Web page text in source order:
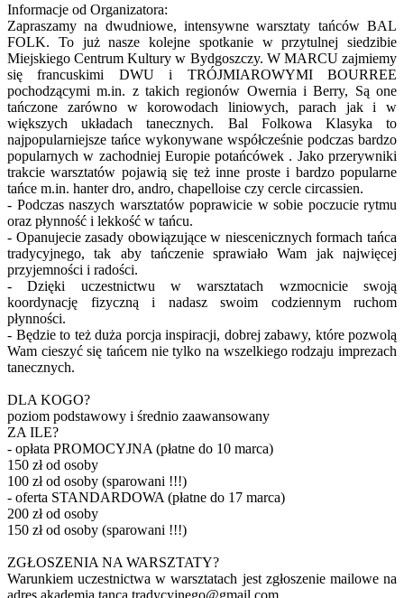
Informacje od Organizatora:
Zapraszamy na dwudniowe, intensywne warsztaty tańców BAL
FOLK. To już nasze kolejne spotkanie w przytulnej siedzibie
Miejskiego Centrum Kultury w Bydgoszczy. W MARCU zajmiemy
się francuskimi DWU i TRÓJMIAROWYMI BOURREE
pochodzącymi m.in. z takich regionów Owernia i Berry, Są one
tańczone zarówno w korowodach liniowych, parach jak i w
większych układach tanecznych. Bal Folkowa Klasyka to
najpopularniejsze tańce wykonywane współcześnie podczas bardzo
popularnych w zachodniej Europie potańcówek . Jako przerywniki
trakcie warsztatów pojawią się też inne proste i bardzo popularne
tańce m.in. hanter dro, andro, chapelloise czy cercle circassien.
- Podczas naszych warsztatów poprawicie w sobie poczucie rytmu
oraz płynność i lekkość w tańcu.
- Opanujecie zasady obowiązujące w niescenicznych formach tańca
tradycyjnego, tak aby tańczenie sprawiało Wam jak najwięcej
przyjemności i radości.
- Dzięki uczestnictwu w warsztatach wzmocnicie swoją
koordynację fizyczną i nadasz swoim codziennym ruchom
płynności.
- Będzie to też duża porcja inspiracji, dobrej zabawy, które pozwolą
Wam cieszyć się tańcem nie tylko na wszelkiego rodzaju imprezach
tanecznych.
DLA KOGO?
poziom podstawowy i średnio zaawansowany
ZA ILE?
- opłata PROMOCYJNA (płatne do 10 marca)
150 zł od osoby
100 zł od osoby (sparowani !!!)
- oferta STANDARDOWA (płatne do 17 marca)
200 zł od osoby
150 zł od osoby (sparowani !!!)
ZGŁOSZENIA NA WARSZTATY?
Warunkiem uczestnictwa w warsztatach jest zgłoszenie mailowe na
adres akademia.tanca.tradycyjnego@gmail.com